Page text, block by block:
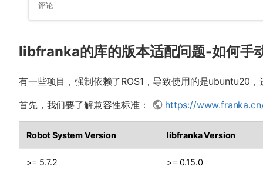
评论
libfranka的库的版本适配问题-如何手
有一些项目，强制依赖了ROS1，导致使用的是ubuntu20
首先，我们要了解兼容性标准：
https://
Robot System Version libfranka Version
>= 5.7.2 >= 0.15.0